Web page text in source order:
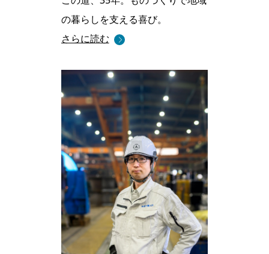
の暮らしを支える喜び。
さらに読む